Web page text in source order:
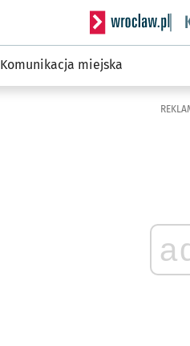
Serwis
Komunikacja miejska